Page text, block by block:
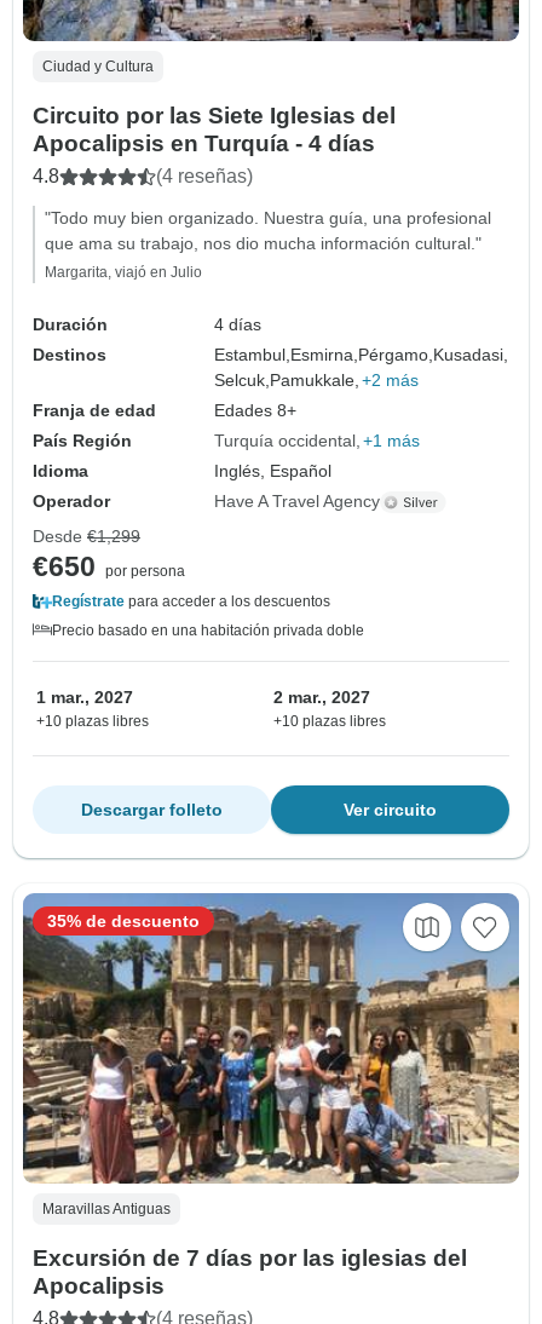
Ciudad y Cultura
Circuito por las Siete Iglesias del
Apocalipsis en Turquía - 4 días
4.8 (4 reseñas)
"Todo muy bien organizado. Nuestra guía, una profesional
que ama su trabajo, nos dio mucha información cultural."
Margarita, viajó en Julio
Duración
4 días
Destinos
Estambul,Esmirna,Pérgamo,Kusadasi,
Selcuk,Pamukkale, +2 más
Franja de edad
Edades 8+
País Región
Turquía occidental +1 más
Idioma
Inglés, Español
Operador
Have A Travel Agency
Desde €1,299
€650
por persona
Regístrate para acceder a los descuentos
Precio basado en una habitación privada doble
1 mar., 2027
+10 plazas libres
2 mar., 2027
+10 plazas libres
Ver circuito
Descargar folleto
Maravillas Antiguas
Excursión de 7 días por las iglesias del
Apocalipsis
4.8 (4 reseñas)
35% de descuento